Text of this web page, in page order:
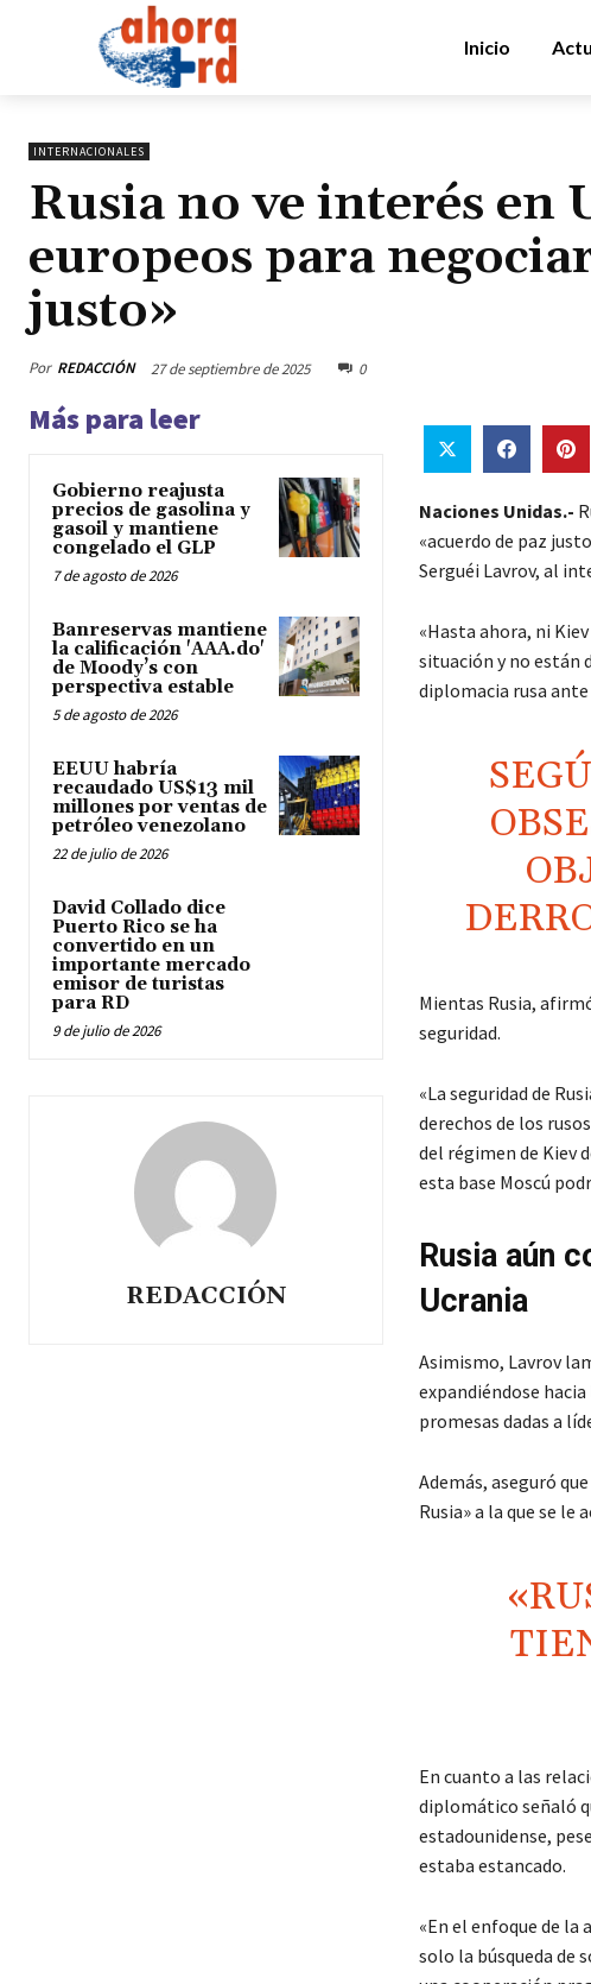
Inicio
INTERNACIONALES
Rusia no ve interés en
europeos para
justo»
Por REDACCIÓN 27 de septiembre de 2025 0
Más para leer
Gobierno reajusta
precios de gasolina y
gasoil y mantiene
congelado el GLP
7 de agosto de 2026
Banreservas mantiene
la calificación 'AAA.do'
de Moody’s con
perspectiva estable
5 de agosto de 2026
EEUU habría
recaudado US$13 mil
millones por ventas de
petróleo venezolano
22 de julio de 2026
David Collado dice
Puerto Rico se ha
convertido en un
importante mercado
emisor de turistas
para RD
9 de julio de 2026
REDACCIÓN
Naciones Unidas.-
«acuerdo de paz
Serguéi Lavrov, al
«Hasta ahora, ni
situación y no están
diplomacia rusa ante
Mientas Rusia,
seguridad.
«La seguridad de
derechos de los
del régimen de Kiev
esta base Moscú
Rusia aún
Ucrania
Asimismo, Lavrov
expandiéndose
promesas dadas a
Además, aseguró
Rusia» a la que se le
En cuanto a las
diplomático señaló
estadounidense,
estaba estancado.
«En el enfoque de
solo la búsqueda de